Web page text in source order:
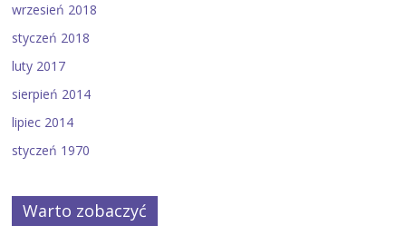
wrzesień 2018
styczeń 2018
luty 2017
sierpień 2014
lipiec 2014
styczeń 1970
Warto zobaczyć